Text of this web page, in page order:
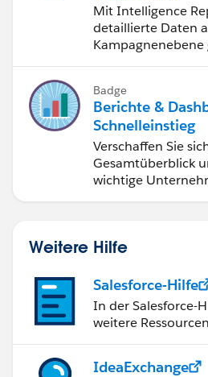
Mit Intelligence
detaillierte Daten
Kampagnenebene
Badge
Berichte &
Schnelleinstieg
Verschaffen Sie
Gesamtüberblick
wichtige
Weitere Hilfe
Salesforce-Hilfe
In der Salesforce-
weitere
IdeaExchange